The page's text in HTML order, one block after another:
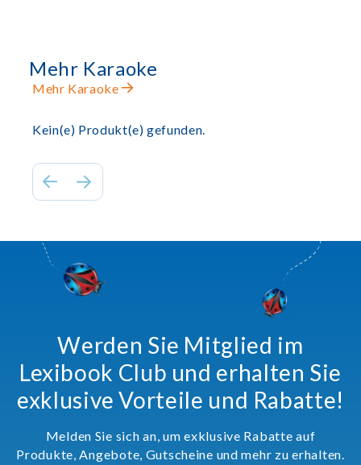
Mehr Karaoke
Mehr Karaoke
Kein(e) Produkt(e) gefunden.
Werden Sie Mitglied im
Lexibook Club und erhalten Sie
exklusive Vorteile und Rabatte!
Melden Sie sich an, um exklusive Rabatte auf
Produkte, Angebote, Gutscheine und mehr zu erhalten.